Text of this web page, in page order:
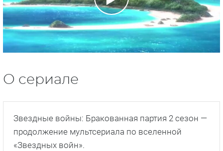
О сериале
Звездные войны: Бракованная партия 2 сезон —
продолжение мультсериала по вселенной
«Звездных войн».